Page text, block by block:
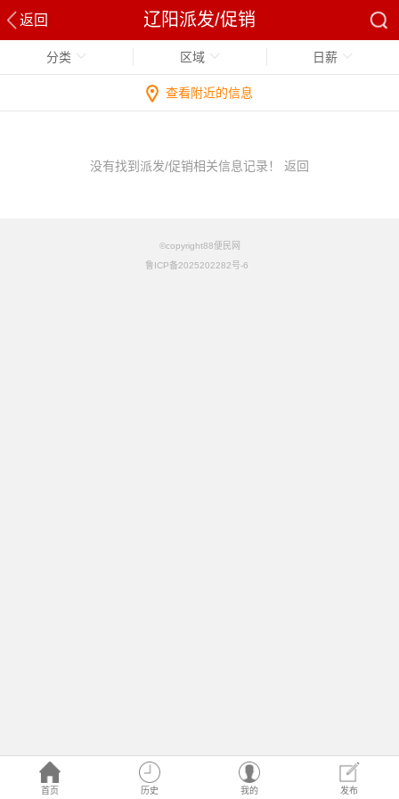
返回 辽阳派发/促销
首页 历史 我的 发布
分类 区域 日薪
查看附近的信息
没有找到派发/促销相关信息记录！ 返回
©copyright88便民网
鲁ICP备2025202282号-6